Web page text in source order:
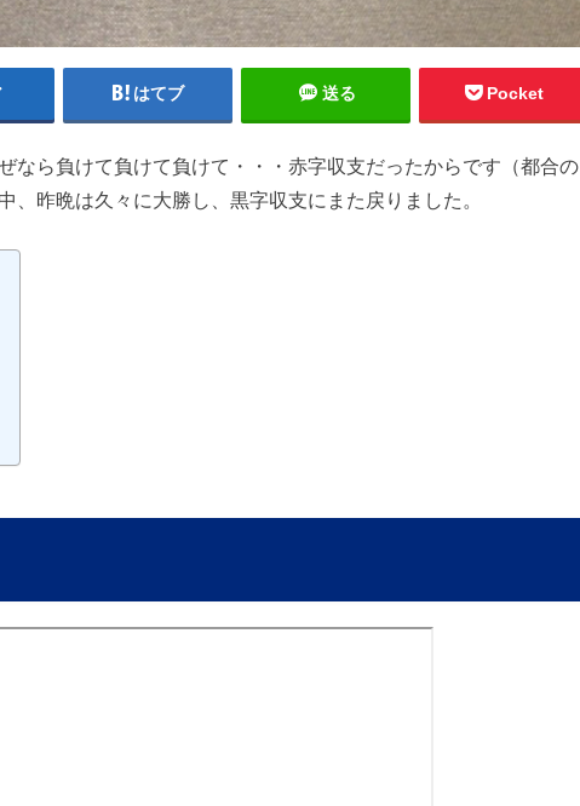
はてブ 送る Pocket
なら負けて負けて負けて・・・赤字収支だったからです（都合の
、昨晩は久々に大勝し、黒字収支にまた戻りました。